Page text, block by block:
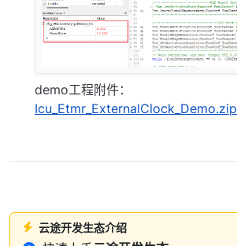
demo工程附件：
Icu_Etmr_ExternalClock_Demo.zip
云途开发生态介绍